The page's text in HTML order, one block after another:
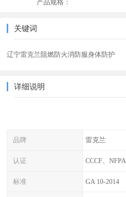
产品规格：
关键词
辽宁雷克兰阻燃防火消防服身体防护
详细说明
品牌 雷克兰
认证 CCCF、NFPA
标准 GA 10-2014